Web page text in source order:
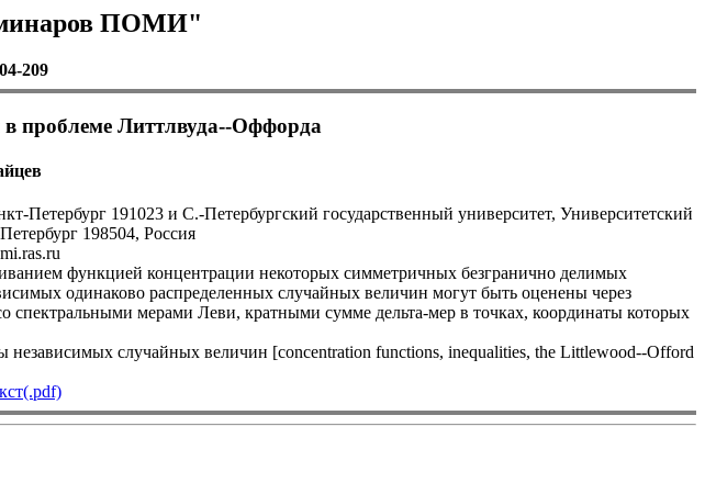
ПОМИ"
209
проблеме Литтлвуда--Оффорда
Петербург 191023 и С.-Петербургский государственный университет, Университетский
198504, Россия
функцией концентрации некоторых симметричных безгранично делимых
одинаково распределенных случайных величин могут быть оценены через
мерами Леви, кратными сумме дельта-мер в точках, координаты которых
случайных величин [concentration functions, inequalities, the Littlewood--Offord